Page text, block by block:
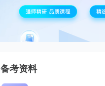
备考资料